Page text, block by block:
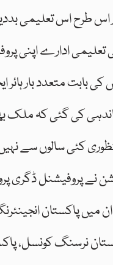
طرح اس تعلیمی
تعلیمی ادارے اپنی
بابت متعدد بار
کی گئی کہ ملک
کئی سالوں سے
پاکستان
نرسنگ کونسل،